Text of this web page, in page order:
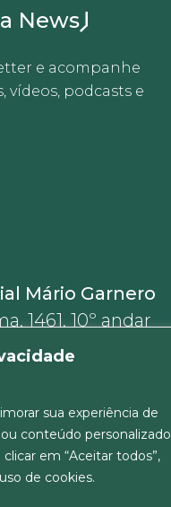
sua experiência de
conteúdo personalizado
em “Aceitar todos”,
de cookies.
News
e acompanhe
vídeos, podcasts e
Mário Garnero
1461, 10º andar
Paulistano